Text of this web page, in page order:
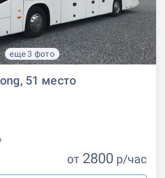
еще 3 фото
51 место
от 2800 р/час